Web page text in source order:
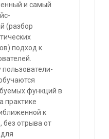
и самый
(разбор
подход к
пользователи-
функций в
практике
к
без отрыва от